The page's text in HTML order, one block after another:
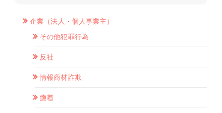
企業（法人・個人事業主）
その他犯罪行為
反社
情報商材詐欺
癒着